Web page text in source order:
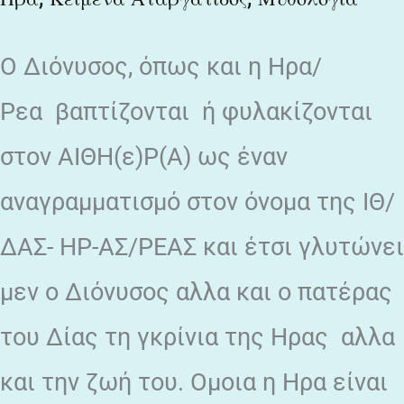
Ο Διόνυσος, όπως και η Ηρα/
Ρεα βαπτίζονται ή φυλακίζονται
στον ΑΙΘΗ(ε)Ρ(Α) ως έναν
αναγραμματισμό στον όνομα της ΙΘ/
ΔΑΣ- ΗΡ-ΑΣ/ΡΕΑΣ και έτσι γλυτώνει
μεν ο Διόνυσος αλλα και ο πατέρας
του Δίας τη γκρίνια της Ηρας αλλα
και την ζωή του. Ομοια η Ηρα είναι